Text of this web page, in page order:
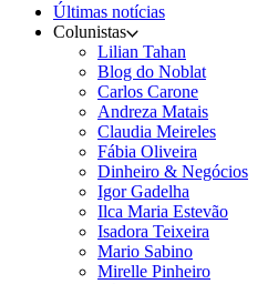
Últimas notícias
Colunistas
Lilian Tahan
Blog do Noblat
Carlos Carone
Andreza Matais
Claudia Meireles
Fábia Oliveira
Dinheiro & Negócios
Igor Gadelha
Ilca Maria Estevão
Isadora Teixeira
Mario Sabino
Mirelle Pinheiro